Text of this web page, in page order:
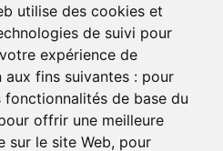
utilise des cookies et
de suivi pour
expérience de
aux fins suivantes : pour
fonctionnalités de base du
offrir une meilleure
sur le site Web, pour